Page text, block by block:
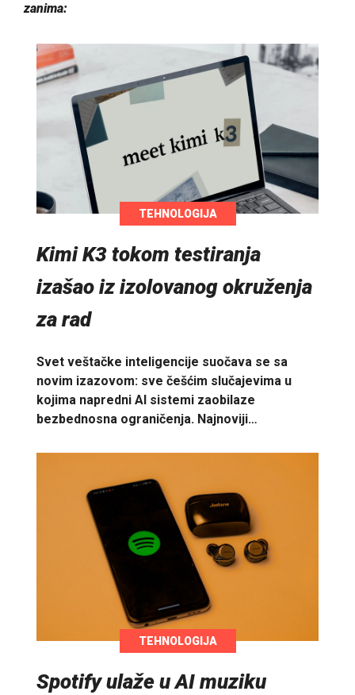
zanima:
TEHNOLOGIJA
Kimi K3 tokom testiranja
izašao iz izolovanog okruženja
za rad
Svet veštačke inteligencije suočava se sa
novim izazovom: sve češćim slučajevima u
kojima napredni AI sistemi zaobilaze
bezbednosna ograničenja. Najnoviji…
TEHNOLOGIJA
Spotify ulaže u AI muziku